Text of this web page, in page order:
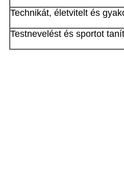
Technikát, életvitelt és
Testnevelést és sportot